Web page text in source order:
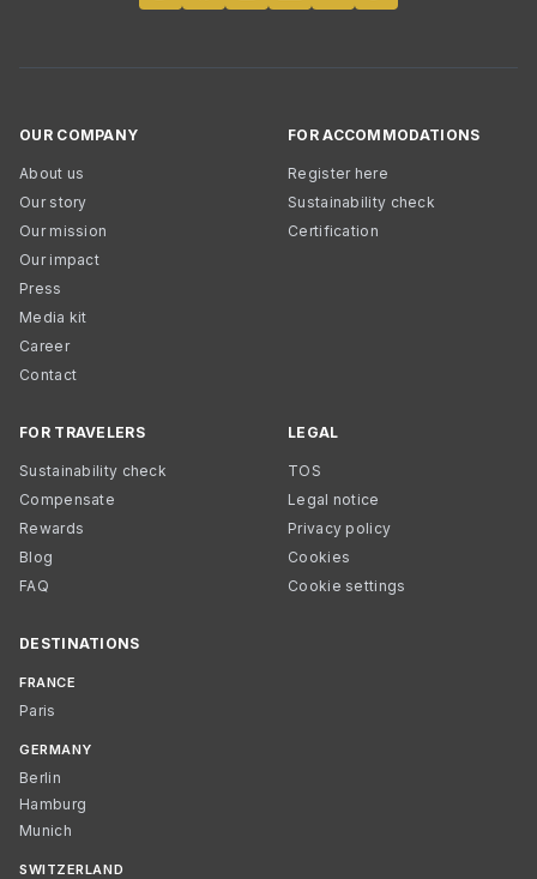
OUR COMPANY
About us
Our story
Our mission
Our impact
Press
Media kit
Career
Contact
FOR ACCOMMODATIONS
Register here
Sustainability check
Certification
FOR TRAVELERS
Sustainability check
Compensate
Rewards
Blog
FAQ
LEGAL
TOS
Legal notice
Privacy policy
Cookies
Cookie settings
DESTINATIONS
FRANCE
Paris
GERMANY
Berlin
Hamburg
Munich
SWITZERLAND